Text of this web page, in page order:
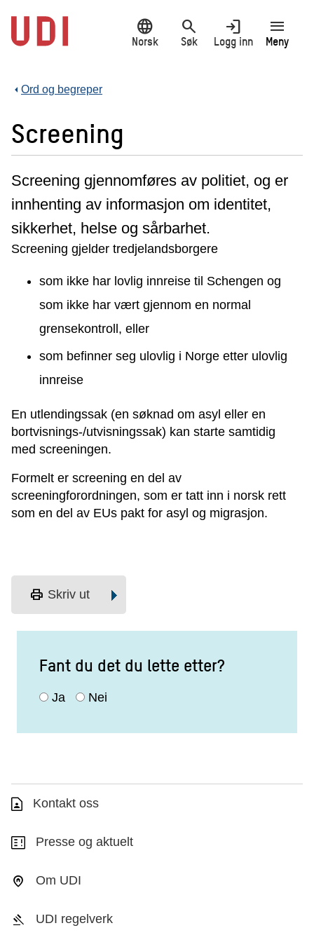
hovedinnhold
language
Norsk
search
Søk
login
Logg inn
menu
Meny
Ord og begreper
Screening
Screening gjennomføres av politiet, og er
innhenting av informasjon om identitet,
sikkerhet, helse og sårbarhet.
Screening gjelder tredjelandsborgere
som ikke har lovlig innreise til Schengen og
som ikke har vært gjennom en normal
grensekontroll, eller
som befinner seg ulovlig i Norge etter ulovlig
innreise
En utlendingssak (en søknad om asyl eller en
bortvisnings-/utvisningssak) kan starte samtidig
med screeningen.
Formelt er screening en del av
screeningforordningen, som er tatt inn i norsk rett
som en del av EUs pakt for asyl og migrasjon.
print Skriv ut
Fant du det du lette etter?
Ja Nei
Kontakt oss
Presse og aktuelt
Om UDI
UDI regelverk